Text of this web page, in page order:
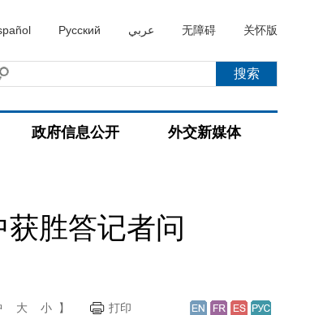
Русский عربي 无障碍 关怀版
政府信息公开 外交新媒体
胜答记者问
大 小 】 打印